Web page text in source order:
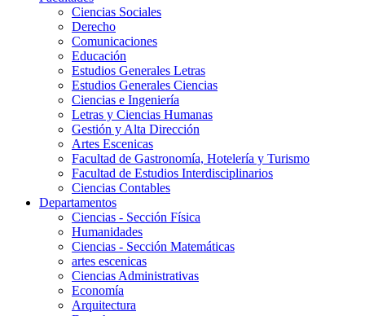
Ciencias Sociales
Derecho
Comunicaciones
Educación
Estudios Generales Letras
Estudios Generales Ciencias
Ciencias e Ingeniería
Letras y Ciencias Humanas
Gestión y Alta Dirección
Artes Escenicas
Facultad de Gastronomía, Hotelería y Turismo
Facultad de Estudios Interdisciplinarios
Ciencias Contables
Departamentos
Ciencias - Sección Física
Humanidades
Ciencias - Sección Matemáticas
artes escenicas
Ciencias Administrativas
Economía
Arquitectura